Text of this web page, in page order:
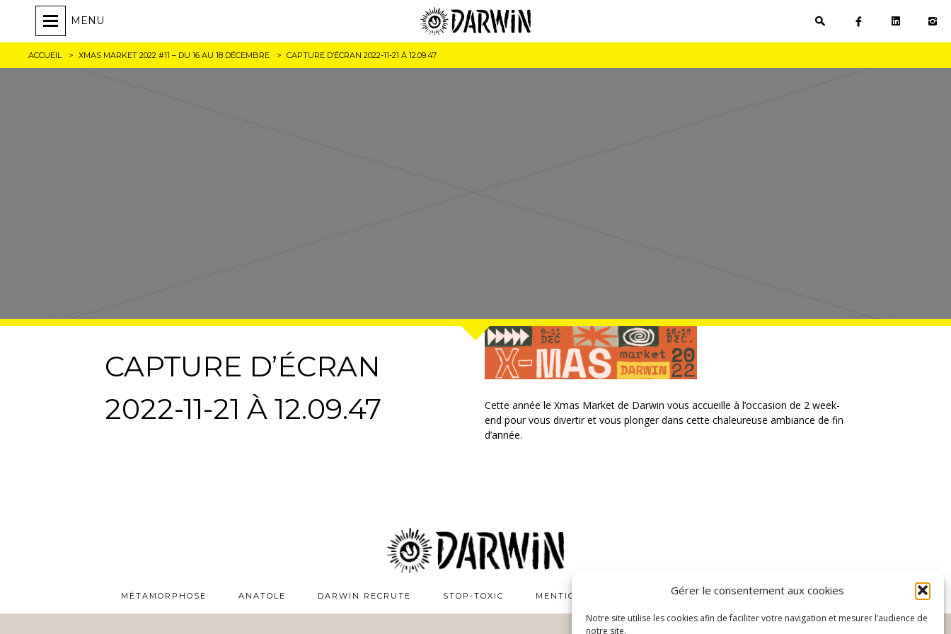
Gérer le consentement aux cookies
Notre site utilise les cookies afin de faciliter votre navigation et mesurer l’audience de
notre site.
MENU
ACCUEIL XMAS MARKET 2022 #11 – DU 16 AU 18 DÉCEMBRE CAPTURE D’ÉCRAN 2022-11-21 À 12.09.47
CAPTURE D’ÉCRAN
2022-11-21 À 12.09.47
Cette année le Xmas Market de Darwin vous accueille à l’occasion de 2 week-
end pour vous divertir et vous plonger dans cette chaleureuse ambiance de fin
d’année.
MÉTAMORPHOSE ANATOLE DARWIN RECRUTE STOP-TOXIC MENTIONS LÉGALES NOUS TROUVER CONTACT